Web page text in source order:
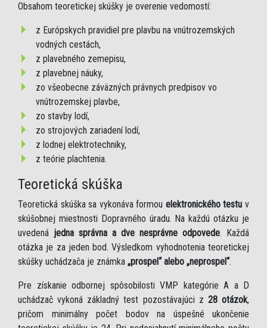
Obsahom teoretickej skúšky je overenie vedomostí:
z Európskych pravidiel pre plavbu na vnútrozemských
vodných cestách,
z plavebného zemepisu,
z plavebnej náuky,
zo všeobecne záväzných právnych predpisov vo
vnútrozemskej plavbe,
zo stavby lodí,
zo strojových zariadení lodí,
z lodnej elektrotechniky,
z teórie plachtenia.
Teoretická skúška
Teoretická skúška sa vykonáva formou elektronického testu v
skúšobnej miestnosti Dopravného úradu. Na každú otázku je
uvedená jedna správna a dve nesprávne odpovede. Každá
otázka je za jeden bod. Výsledkom vyhodnotenia teoretickej
skúšky uchádzača je známka „prospel“ alebo „neprospel“.
Pre získanie odbornej spôsobilosti VMP kategórie A a D
uchádzač vykoná základný test pozostávajúci z 28 otázok,
pričom minimálny počet bodov na úspešné ukončenie